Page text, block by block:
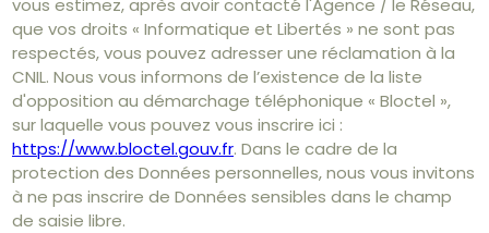
vous estimez, après avoir contacté l'Agence / le Réseau,
que vos droits « Informatique et Libertés » ne sont pas
respectés, vous pouvez adresser une réclamation à la
CNIL. Nous vous informons de l’existence de la liste
d'opposition au démarchage téléphonique « Bloctel »,
sur laquelle vous pouvez vous inscrire ici :
https://www.bloctel.gouv.fr. Dans le cadre de la
protection des Données personnelles, nous vous invitons
à ne pas inscrire de Données sensibles dans le champ
de saisie libre.